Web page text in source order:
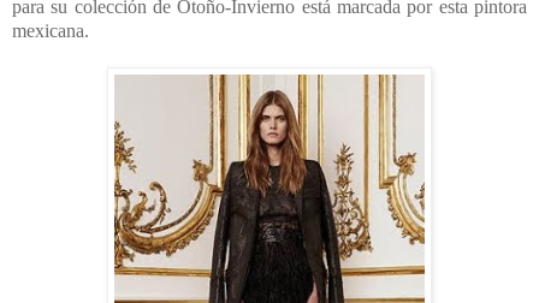
para su colección de Otoño-Invierno está marcada por esta pintora
mexicana.